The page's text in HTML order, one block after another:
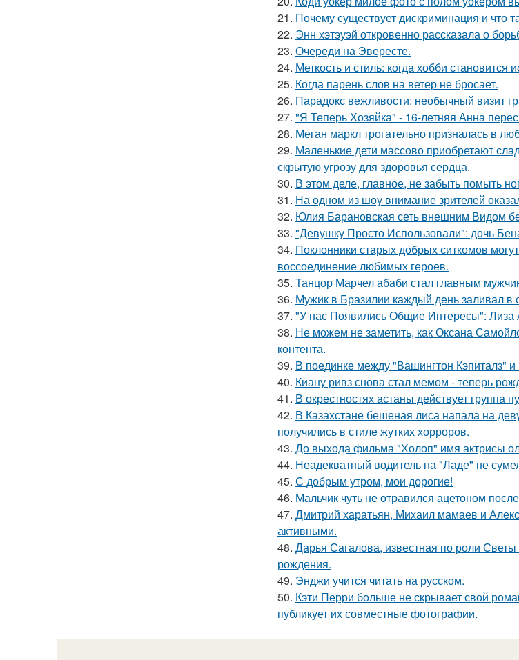
21. Почему существует дискриминация и что
22. Энн хэтэуэй откровенно рассказала о
23. Очереди на Эвересте.
24. Меткость и стиль: когда хобби становится
25. Когда парень слов на ветер не бросает.
26. Парадокс вежливости: необычный визит
27. "Я Теперь Хозяйка" - 16-летняя Анна
28. Меган маркл трогательно призналась в
29. Маленькие дети массово приобретают
скрытую угрозу для здоровья сердца.
30. В этом деле, главное, не забыть помыть
31. На одном из шоу внимание зрителей
32. Юлия Барановская сеть внешним Видом
33. "Девушку Просто Использовали": дочь
34. Поклонники старых добрых ситкомов
воссоединение любимых героев.
35. Танцор Марчел абаби стал главным
36. Мужик в Бразилии каждый день заливал в
37. "У нас Появились Общие Интересы": Лиза
38. Не можем не заметить, как Оксана
контента.
39. В поединке между "Вашингтон Кэпиталз"
40. Киану ривз снова стал мемом - теперь
41. В окрестностях астаны действует группа
42. В Казахстане бешеная лиса напала на
получились в стиле жутких хорроров.
43. До выхода фильма "Холоп" имя актрисы
44. Неадекватный водитель на "Ладе" не
45. С добрым утром, мои дорогие!
46. Мальчик чуть не отравился ацетоном
47. Дмитрий харатьян, Михаил мамаев и
активными.
48. Дарья Сагалова, известная по роли
рождения.
49. Энджи учится читать на русском.
50. Кэти Перри больше не скрывает свой
публикует их совместные фотографии.